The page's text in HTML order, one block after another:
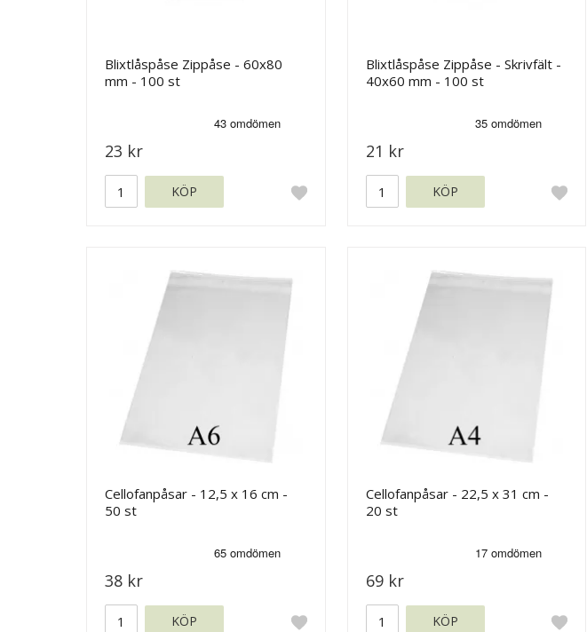
Blixtlåspåse Zippåse - 60x80
mm - 100 st
23 kr
KÖP
Blixtlåspåse Zippåse - Skrivfält -
40x60 mm - 100 st
21 kr
KÖP
Cellofanpåsar - 12,5 x 16 cm -
50 st
38 kr
KÖP
Cellofanpåsar - 22,5 x 31 cm -
20 st
69 kr
KÖP